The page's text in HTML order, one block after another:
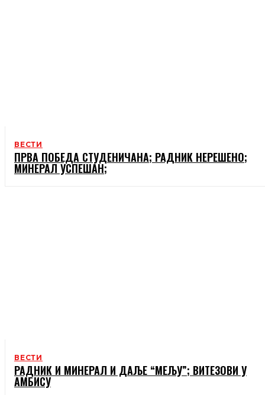
ВЕСТИ
ПРВА ПОБЕДА СТУДЕНИЧАНА; РАДНИК НЕРЕШЕНО;
МИНЕРАЛ УСПЕШАН;
ВЕСТИ
РАДНИК И МИНЕРАЛ И ДАЉЕ “МЕЉУ”; ВИТЕЗОВИ У
АМБИСУ